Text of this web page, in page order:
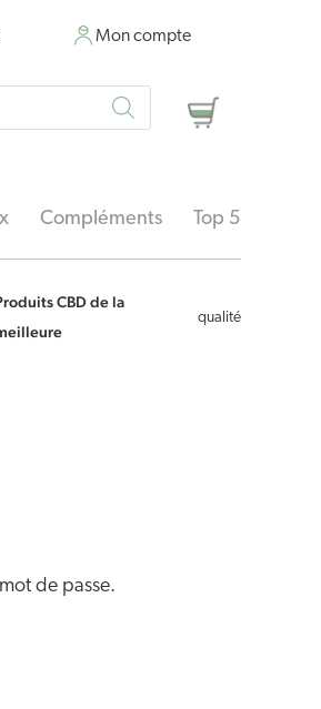
Mon compte
Panier
Compléments Top 5
CBD de la
qualité
de passe.